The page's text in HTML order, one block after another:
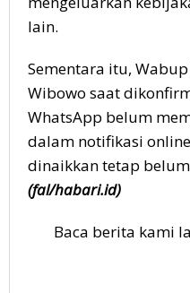
lain.
Sementara itu,
Wibowo saat
WhatsApp belum
dalam notifikasi
dinaikkan tetap
(fal/habari.id)
Baca berita kami